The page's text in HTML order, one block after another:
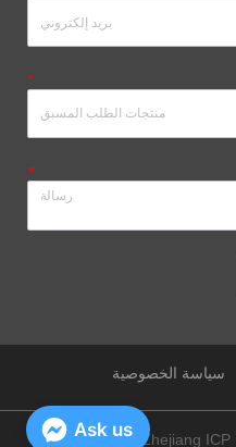
*
*
سياسة الخصوصية
Zhejiang
Ask us